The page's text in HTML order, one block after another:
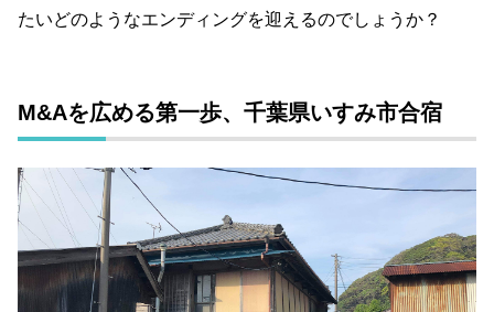
たいどのようなエンディングを迎えるのでしょうか？
M&Aを広める第一歩、千葉県いすみ市合宿